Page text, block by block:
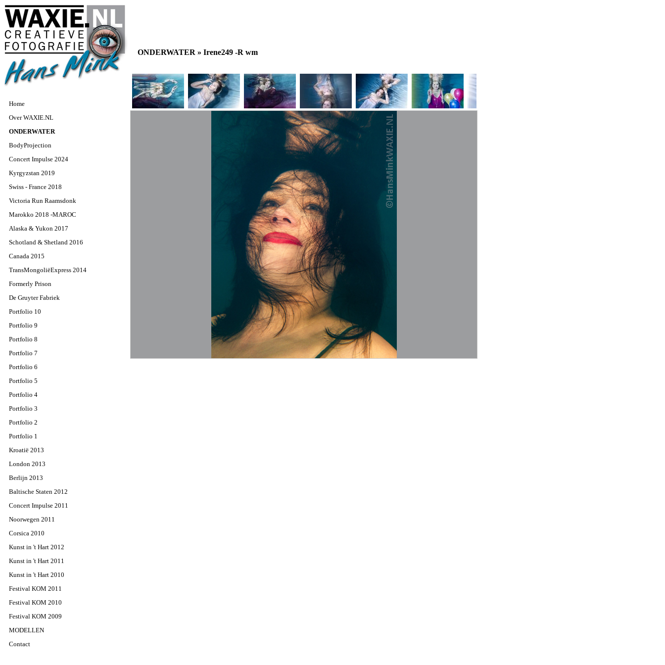
Home
Over WAXIE.NL
ONDERWATER
BodyProjection
Concert Impulse 2024
Kyrgyzstan 2019
Swiss - France 2018
Victoria Run Raamsdonk
Marokko 2018 -MAROC
Alaska & Yukon 2017
Schotland & Shetland 2016
Canada 2015
TransMongoliëExpress 2014
Formerly Prison
De Gruyter Fabriek
Portfolio 10
Portfolio 9
Portfolio 8
Portfolio 7
Portfolio 6
Portfolio 5
Portfolio 4
Portfolio 3
Portfolio 2
Portfolio 1
Kroatië 2013
London 2013
Berlijn 2013
Baltische Staten 2012
Concert Impulse 2011
Noorwegen 2011
Corsica 2010
Kunst in 't Hart 2012
Kunst in 't Hart 2011
Kunst in 't Hart 2010
Festival KOM 2011
Festival KOM 2010
Festival KOM 2009
MODELLEN
Contact
ONDERWATER » Irene249 -R wm